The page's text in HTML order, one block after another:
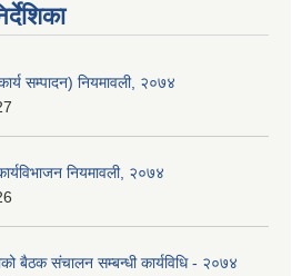
सम्पादन) नियमावली, २०७४
नियमावली, २०७४
बैठक संचालन सम्बन्धी कार्यविधि - २०७४